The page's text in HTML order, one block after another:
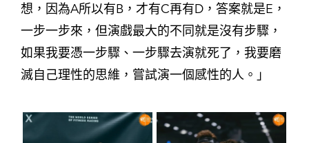
想，因為A所以有B，才有C再有D，答案就是E，
一步一步來，但演戲最大的不同就是沒有步驟，
如果我要憑一步驟、一步驟去演就死了，我要磨
滅自己理性的思維，嘗試演一個感性的人。」